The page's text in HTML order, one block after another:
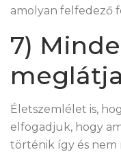
amolyan felfedező
7)
Életszemlélet is,
elfogadjuk, hogy
történik így és nem